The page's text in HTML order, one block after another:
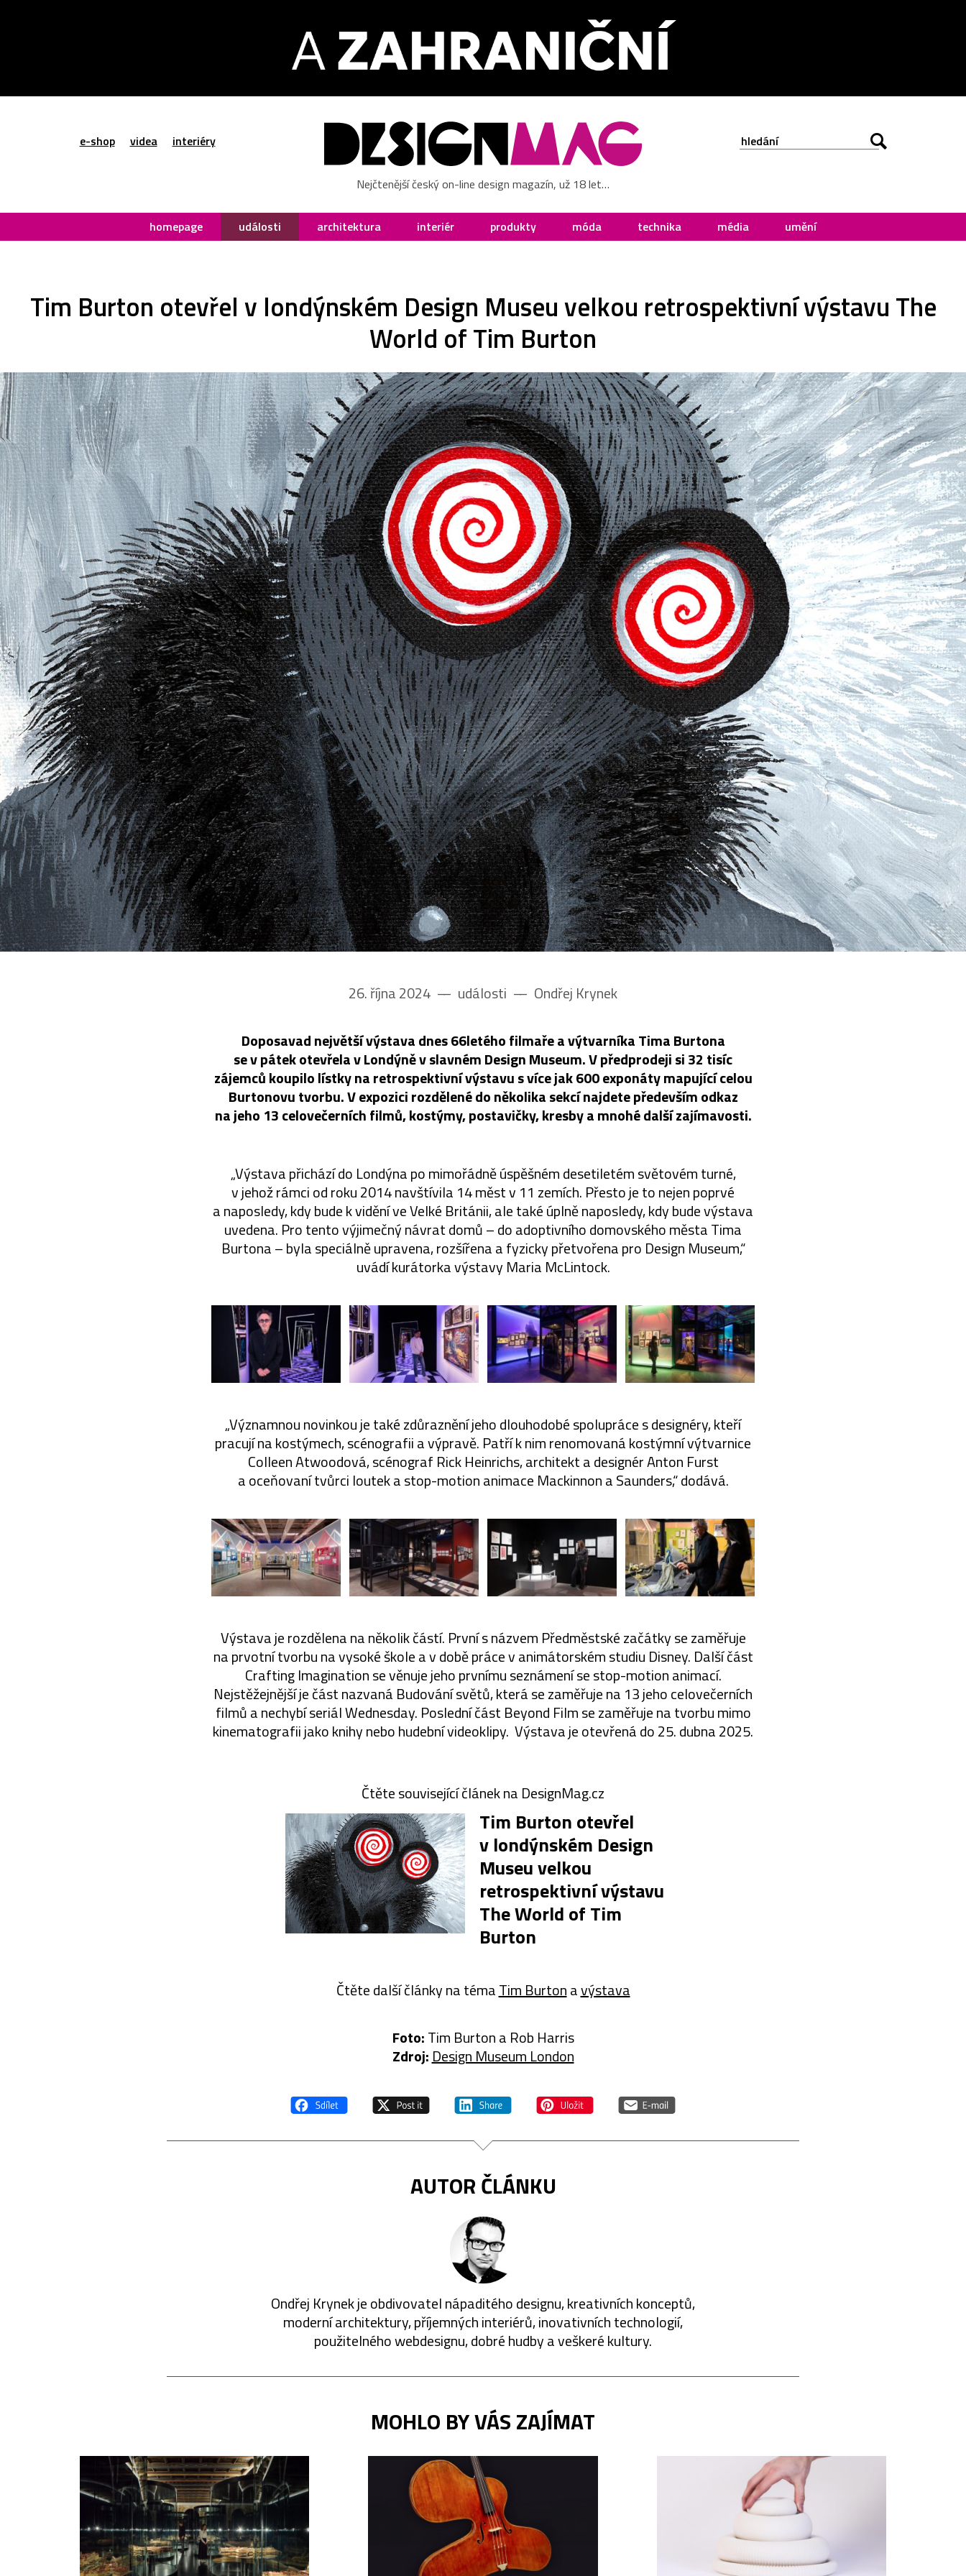
e-shop videa interiéry
Nejčtenější český on-line design magazín, už 18 let…
homepage události architektura interiér produkty móda technika média umění
Tim Burton otevřel v londýnském Design Museu velkou retrospektivní výstavu The
World of Tim Burton
26. října 2024 –– události –– Ondřej Krynek
Doposavad největší výstava dnes 66letého filmaře a výtvarníka Tima Burtona
se v pátek otevřela v Londýně v slavném Design Museum. V předprodeji si 32 tisíc
zájemců koupilo lístky na retrospektivní výstavu s více jak 600 exponáty mapující celou
Burtonovu tvorbu. V expozici rozdělené do několika sekcí najdete především odkaz
na jeho 13 celovečerních filmů, kostýmy, postavičky, kresby a mnohé další zajímavosti.
„Výstava přichází do Londýna po mimořádně úspěšném desetiletém světovém turné,
v jehož rámci od roku 2014 navštívila 14 měst v 11 zemích. Přesto je to nejen poprvé
a naposledy, kdy bude k vidění ve Velké Británii, ale také úplně naposledy, kdy bude výstava
uvedena. Pro tento výjimečný návrat domů – do adoptivního domovského města Tima
Burtona – byla speciálně upravena, rozšířena a fyzicky přetvořena pro Design Museum,“
uvádí kurátorka výstavy Maria McLintock.
„Významnou novinkou je také zdůraznění jeho dlouhodobé spolupráce s designéry, kteří
pracují na kostýmech, scénografii a výpravě. Patří k nim renomovaná kostýmní výtvarnice
Colleen Atwoodová, scénograf Rick Heinrichs, architekt a designér Anton Furst
a oceňovaní tvůrci loutek a stop-motion animace Mackinnon a Saunders,“ dodává.
Výstava je rozdělena na několik částí. První s názvem Předměstské začátky se zaměřuje
na prvotní tvorbu na vysoké škole a v době práce v animátorském studiu Disney. Další část
Crafting Imagination se věnuje jeho prvnímu seznámení se stop-motion animací.
Nejstěžejnější je část nazvaná Budování světů, která se zaměřuje na 13 jeho celovečerních
filmů a nechybí seriál Wednesday. Poslední část Beyond Film se zaměřuje na tvorbu mimo
kinematografii jako knihy nebo hudební videoklipy. Výstava je otevřená do 25. dubna 2025.
Čtěte související článek na DesignMag.cz
Tim Burton otevřel
v londýnském Design
Museu velkou
retrospektivní výstavu
The World of Tim
Burton
Čtěte další články na témaTim Burtonavýstava
Foto:Tim Burton a Rob Harris
Zdroj: Design Museum London
AUTOR ČLÁNKU
Ondřej Krynek je obdivovatel nápaditého designu, kreativních konceptů,
moderní architektury, příjemných interiérů, inovativních technologií,
použitelného webdesignu, dobré hudby a veškeré kultury.
MOHLO BY VÁS ZAJÍMAT